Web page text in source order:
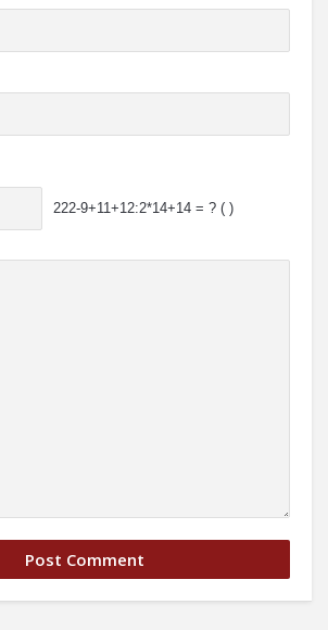
222-9+11+12:2*14+14 = ? ( )